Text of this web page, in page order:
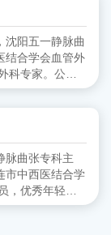
沈阳五一静脉曲
结合学会血管外
年，擅长对下肢
的微创治疗。
脉曲张专科主
市中西医结合学
一医科大学，三